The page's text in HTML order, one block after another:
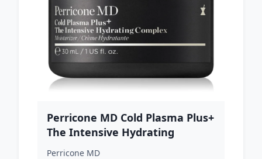
Perricone MD Cold Plasma Plus+
The Intensive Hydrating
Complex intenzívny hydratačný
Perricone MD